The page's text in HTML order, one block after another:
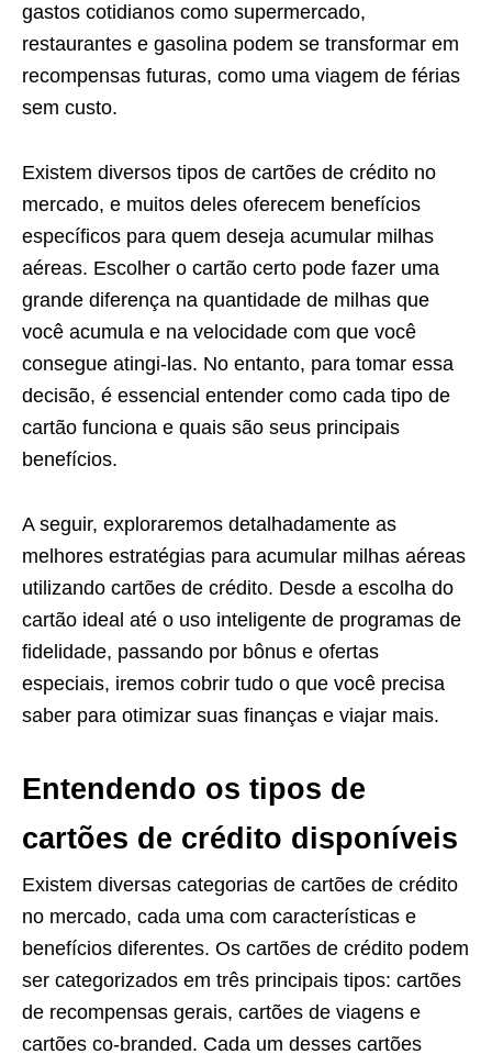
gastos cotidianos como supermercado,
restaurantes e gasolina podem se transformar em
recompensas futuras, como uma viagem de férias
sem custo.
Existem diversos tipos de cartões de crédito no
mercado, e muitos deles oferecem benefícios
específicos para quem deseja acumular milhas
aéreas. Escolher o cartão certo pode fazer uma
grande diferença na quantidade de milhas que
você acumula e na velocidade com que você
consegue atingi-las. No entanto, para tomar essa
decisão, é essencial entender como cada tipo de
cartão funciona e quais são seus principais
benefícios.
A seguir, exploraremos detalhadamente as
melhores estratégias para acumular milhas aéreas
utilizando cartões de crédito. Desde a escolha do
cartão ideal até o uso inteligente de programas de
fidelidade, passando por bônus e ofertas
especiais, iremos cobrir tudo o que você precisa
saber para otimizar suas finanças e viajar mais.
Entendendo os tipos de
cartões de crédito disponíveis
Existem diversas categorias de cartões de crédito
no mercado, cada uma com características e
benefícios diferentes. Os cartões de crédito podem
ser categorizados em três principais tipos: cartões
de recompensas gerais, cartões de viagens e
cartões co-branded. Cada um desses cartões